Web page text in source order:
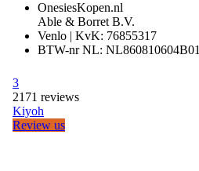
OnesiesKopen.nl
Able & Borret B.V.
Venlo | KvK: 76855317
BTW-nr NL: NL860810604B01